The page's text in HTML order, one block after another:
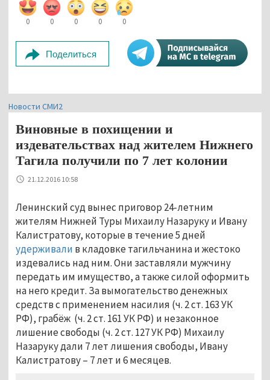
0 0 0 0 0
Поделиться
Новости СМИ2
Виновные в похищении и
издевательствах над жителем Нижнего
Тагила получили по 7 лет колонии
21.12.2016 10:58
Ленинский суд вынес приговор 24-летним
жителям Нижней Туры Михаилу Назаруку и Ивану
Калистратову, которые в течение 5 дней
удерживали в кладовке тагильчанина и жестоко
издевались над ним. Они заставляли мужчину
передать им имущество, а также силой оформить
на него кредит. За вымогательство денежных
средств с применением насилия (ч. 2 ст. 163 УК
РФ), грабёж (ч. 2 ст. 161 УК РФ) и незаконное
лишение свободы (ч. 2 ст. 127 УК РФ) Михаилу
Назаруку дали 7 лет лишения свободы, Ивану
Калистратову – 7 лет и 6 месяцев.